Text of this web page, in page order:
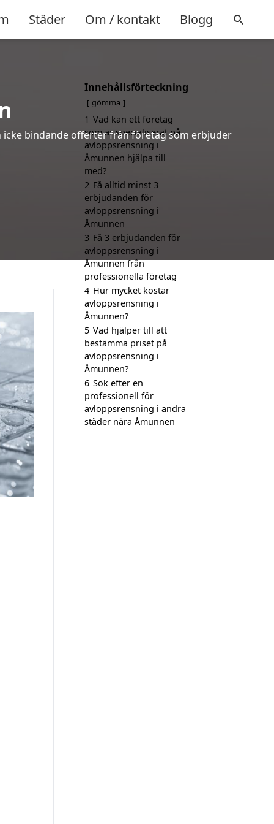
Städer Om / kontakt Blogg
icke bindande offerter från företag som erbjuder
Innehållsförteckning
gömma
1 Vad kan ett företag
som är specialiserat på
avloppsrensning i
Åmunnen hjälpa till
med?
2 Få alltid minst 3
erbjudanden för
avloppsrensning i
Åmunnen
3 Få 3 erbjudanden för
avloppsrensning i
Åmunnen från
professionella företag
4 Hur mycket kostar
avloppsrensning i
Åmunnen?
5 Vad hjälper till att
bestämma priset på
avloppsrensning i
Åmunnen?
6 Sök efter en
professionell för
avloppsrensning i andra
städer nära Åmunnen